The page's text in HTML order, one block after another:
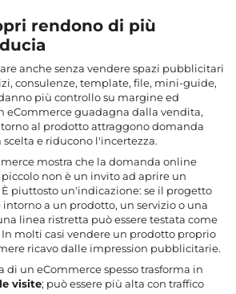
rendono di più
anche senza vendere spazi pubblicitari
consulenze, template, file, mini-guide,
più controllo su margine ed
eCommerce guadagna dalla vendita,
al prodotto attraggono domanda
e riducono l'incertezza.
mostra che la domanda online
non è un invito ad aprire un
È piuttosto un'indicazione: se il progetto
intorno a un prodotto, un servizio o una
linea ristretta può essere testata come
molti casi vendere un prodotto proprio
ricavo dalle impression pubblicitarie.
di un eCommerce spesso trasforma in
visite; può essere più alta con traffico